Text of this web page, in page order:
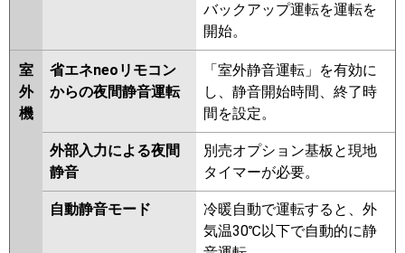
バックアップ運転を運転を
開始。
室
外
機
省エネneoリモコン
からの夜間静音運転
「室外静音運転」を有効に
し、静音開始時間、終了時
間を設定。
外部入力による夜間
静音
別売オプション基板と現地
タイマーが必要。
自動静音モード
冷暖自動で運転すると、外
気温30℃以下で自動的に静